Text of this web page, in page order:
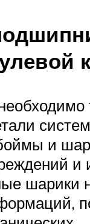
и
и
шарики